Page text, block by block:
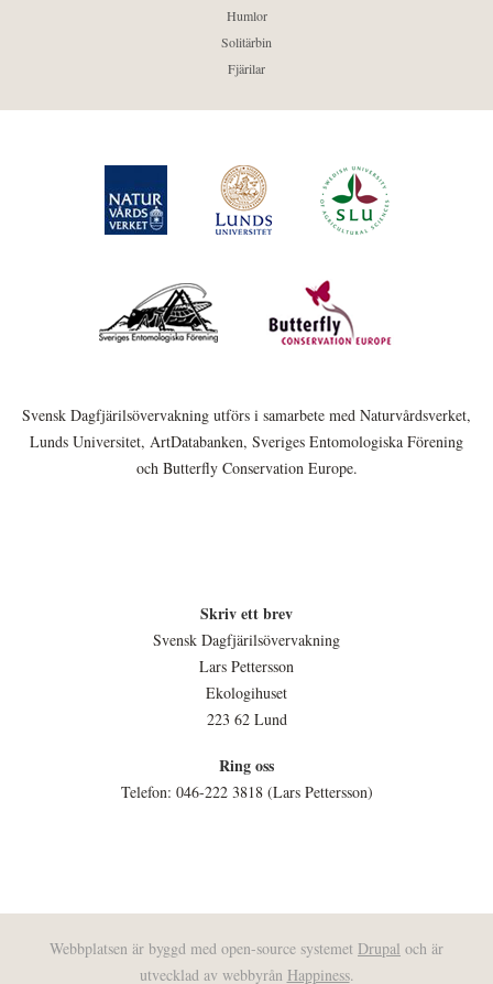
Humlor
Solitärbin
Fjärilar
Svensk Dagfjärilsövervakning utförs i samarbete med Naturvårdsverket,
Lunds Universitet, ArtDatabanken, Sveriges Entomologiska Förening
och Butterfly Conservation Europe.
Skriv ett brev
Svensk Dagfjärilsövervakning
Lars Pettersson
Ekologihuset
223 62 Lund
Ring oss
Telefon: 046-222 3818 (Lars Pettersson)
Webbplatsen är byggd med open-source systemet Drupal och är
utvecklad av webbyrån Happiness.